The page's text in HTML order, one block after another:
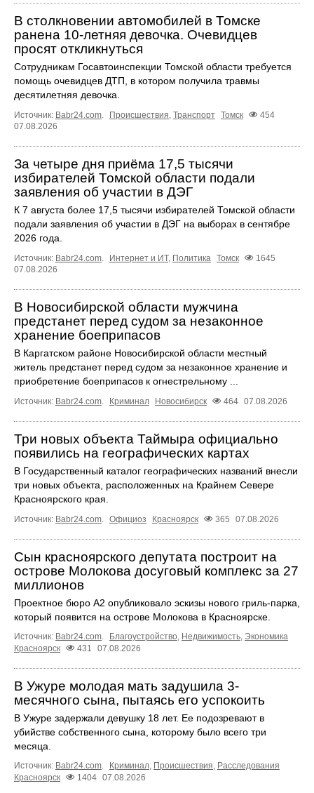
В столкновении автомобилей в Томске
ранена 10-летняя девочка. Очевидцев
просят откликнуться
Сотрудникам Госавтоинспекции Томской области требуется
помощь очевидцев ДТП, в котором получила травмы
десятилетняя девочка.
Источник: Babr24.com. Происшествия, Транспорт Томск
454
07.08.2026
За четыре дня приёма 17,5 тысячи
избирателей Томской области подали
заявления об участии в ДЭГ
К 7 августа более 17,5 тысячи избирателей Томской области
подали заявления об участии в ДЭГ на выборах в сентябре
2026 года.
Источник: Babr24.com. Интернет и ИТ, Политика Томск
1645
07.08.2026
В Новосибирской области мужчина
предстанет перед судом за незаконное
хранение боеприпасов
В Каргатском районе Новосибирской области местный
житель предстанет перед судом за незаконное хранение и
приобретение боеприпасов к огнестрельному ...
Источник: Babr24.com. Криминал Новосибирск 464 07.08.2026
Три новых объекта Таймыра официально
появились на географических картах
В Государственный каталог географических названий внесли
три новых объекта, расположенных на Крайнем Севере
Красноярского края.
Источник: Babr24.com. Официоз Красноярск 365 07.08.2026
Сын красноярского депутата построит на
острове Молокова досуговый комплекс за 27
миллионов
Проектное бюро А2 опубликовало эскизы нового гриль-парка,
который появится на острове Молокова в Красноярске.
Источник: Babr24.com. Благоустройство, Недвижимость, Экономика
Красноярск
431 07.08.2026
В Ужуре молодая мать задушила 3-
месячного сына, пытаясь его успокоить
В Ужуре задержали девушку 18 лет. Ее подозревают в
убийстве собственного сына, которому было всего три
месяца.
Источник: Babr24.com. Криминал, Происшествия, Расследования
Красноярск
1404 07.08.2026